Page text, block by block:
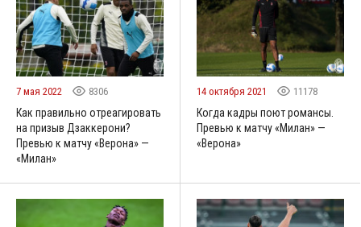
7 мая 2022 8306
Как правильно отреагировать
на призыв Дзаккерони?
Превью к матчу «Верона» —
«Милан»
14 октября 2021 11178
Когда кадры поют романсы.
Превью к матчу «Милан» —
«Верона»